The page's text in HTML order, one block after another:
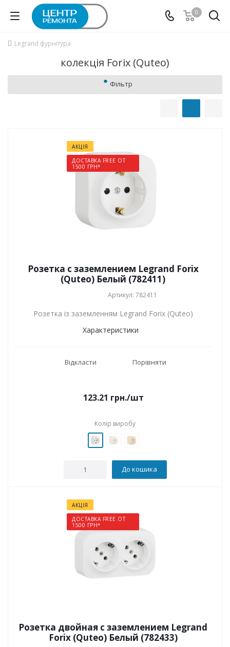
0
Legrand фурнітура
колекція Forix (Quteo)
Фільтр
АКЦІЯ
ДОСТАВКА FREE ОТ
1500 ГРН*
Розетка с заземлением Legrand Forix
(Quteo) Белый (782411)
Артикул: 782411
Розетка із заземленням Legrand Forix (Quteo)
Характеристики
Відкласти Порівняти
123.21 грн./шт
Колір виробу
До кошика
АКЦІЯ
ДОСТАВКА FREE ОТ
1500 ГРН*
Розетка двойная с заземлением Legrand
Forix (Quteo) Белый (782433)